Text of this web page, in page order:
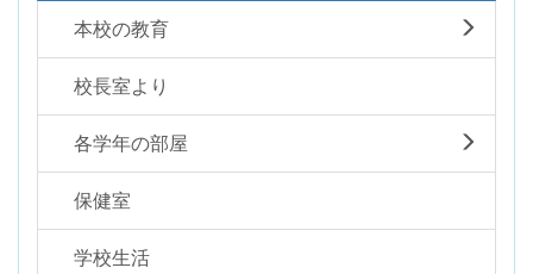
本校の教育
校長室より
各学年の部屋
保健室
学校生活